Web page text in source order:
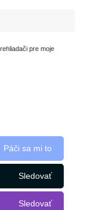
pre moje
Páči sa mi to
Sledovať
Sledovať